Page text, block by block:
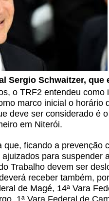
Sergio Schwaitzer, que
o TRF2 entendeu como
marco inicial o horário
deve ser considerado é
em Niterói.
ficando a prevenção
para suspender
Trabalho devem ser
receber também,
de Magé, 14ª Vara
1ª Vara Federal de